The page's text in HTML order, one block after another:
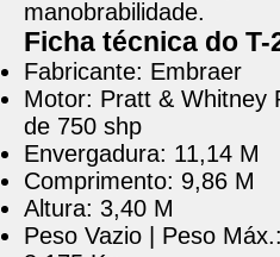
manobrabilidade.
Ficha técnica do T-
Fabricante: Embraer
Motor: Pratt & Whitney
de 750 shp
Envergadura: 11,14 M
Comprimento: 9,86 M
Altura: 3,40 M
Peso Vazio | Peso